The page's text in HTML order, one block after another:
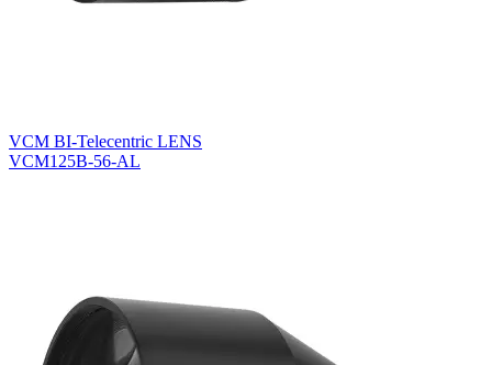
VCM BI-Telecentric LENS
VCM125B-56-AL